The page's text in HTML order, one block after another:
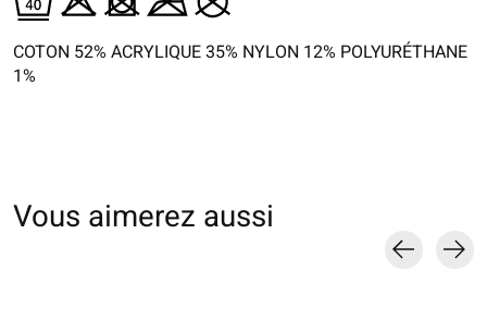
COTON 52% ACRYLIQUE 35% NYLON 12% POLYURÉTHANE
1%
Vous aimerez aussi